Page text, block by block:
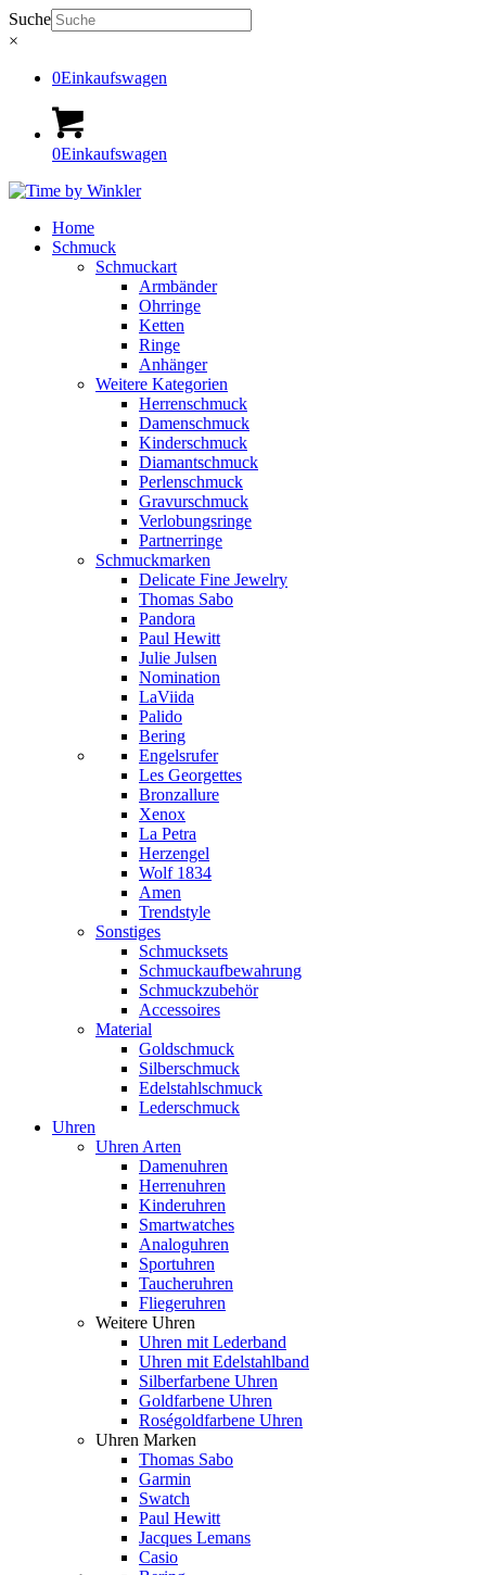
Suche
×
0Einkaufswagen
0Einkaufswagen
Home
Schmuck
Schmuckart
Armbänder
Ohrringe
Ketten
Ringe
Anhänger
Weitere Kategorien
Herrenschmuck
Damenschmuck
Kinderschmuck
Diamantschmuck
Perlenschmuck
Gravurschmuck
Verlobungsringe
Partnerringe
Schmuckmarken
Delicate Fine Jewelry
Thomas Sabo
Pandora
Paul Hewitt
Julie Julsen
Nomination
LaViida
Palido
Bering
Engelsrufer
Les Georgettes
Bronzallure
Xenox
La Petra
Herzengel
Wolf 1834
Amen
Trendstyle
Sonstiges
Schmucksets
Schmuckaufbewahrung
Schmuckzubehör
Accessoires
Material
Goldschmuck
Silberschmuck
Edelstahlschmuck
Lederschmuck
Uhren
Uhren Arten
Damenuhren
Herrenuhren
Kinderuhren
Smartwatches
Analoguhren
Sportuhren
Taucheruhren
Fliegeruhren
Weitere Uhren
Uhren mit Lederband
Uhren mit Edelstahlband
Silberfarbene Uhren
Goldfarbene Uhren
Roségoldfarbene Uhren
Uhren Marken
Thomas Sabo
Garmin
Swatch
Paul Hewitt
Jacques Lemans
Casio